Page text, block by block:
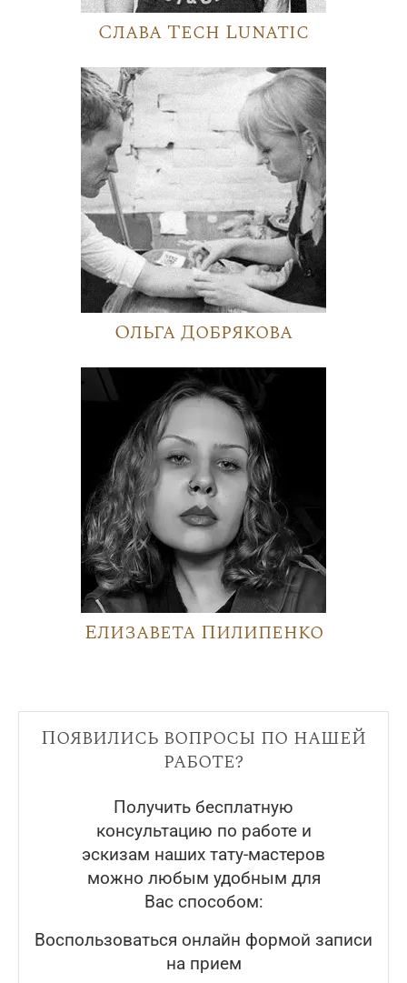
Слава Tech Lunatic
Ольга Добрякова
Елизавета Пилипенко
Появились вопросы по нашей
работе?
Получить бесплатную
консультацию по работе и
эскизам наших тату-мастеров
можно любым удобным для
Вас способом:
Воспользоваться онлайн формой записи
на прием